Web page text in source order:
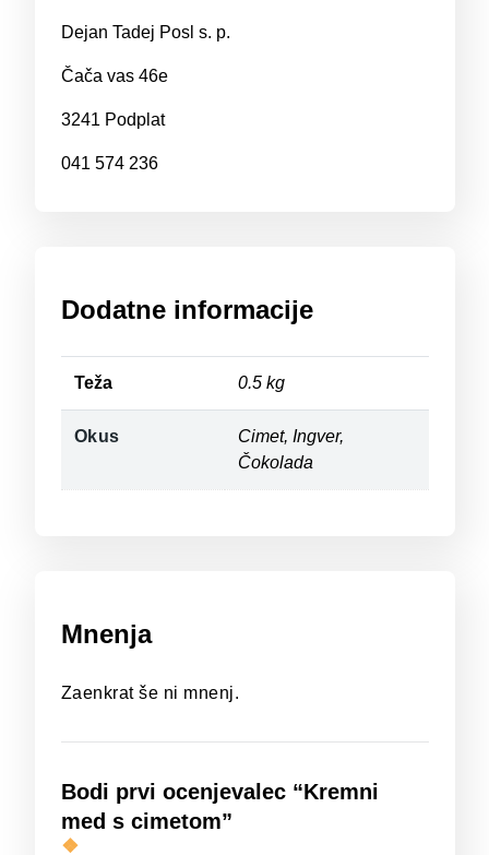
Dejan Tadej Posl s. p.
Čača vas 46e
3241 Podplat
041 574 236
Dodatne informacije
Teža 0.5 kg
Okus
Cimet, Ingver,
Čokolada
Mnenja
Zaenkrat še ni mnenj.
Bodi prvi ocenjevalec “Kremni
med s cimetom”